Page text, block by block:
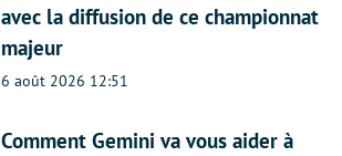
avec la diffusion de ce championnat
majeur
6 août 2026 12:51
Comment Gemini va vous aider à